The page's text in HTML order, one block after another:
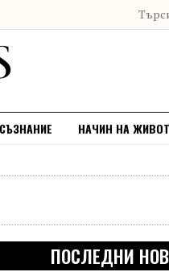
НАЧИН НА ЖИВОТ
ПОСЛЕДНИ